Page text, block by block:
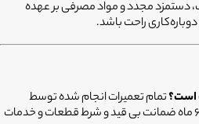
دستمزد مجدد و مواد مصرفی بر عهده
راحت باشد.
تمام تعمیرات انجام شده توسط
تکنسین‌های فیکسا تحت پوشش ۶ ماه ضمانت بی قید و شرط قطعات و خدمات